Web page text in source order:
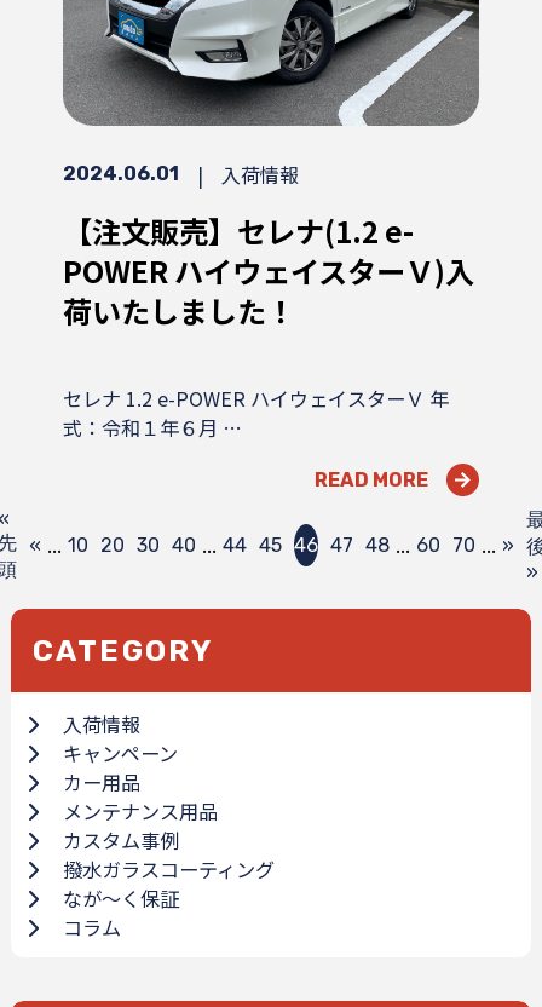
2024.06.01 | 入荷情報
【注文販売】セレナ(1.2 e-
POWER ハイウェイスターＶ)入
荷いたしました！
セレナ 1.2 e-POWER ハイウェイスターＶ 年
式：令和１年６月 …
READ MORE
« ... 10 20 30 40 ... 44 45 46 47 48 ... 60 70 ... »
»
CATEGORY
入荷情報
キャンペーン
カー用品
メンテナンス用品
カスタム事例
撥水ガラスコーティング
なが～く保証
コラム